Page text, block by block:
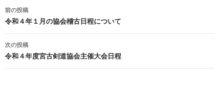
投稿ナビゲーション
前の投稿
令和４年１月の協会稽古日程について
次の投稿
令和４年度宮古剣道協会主催大会日程